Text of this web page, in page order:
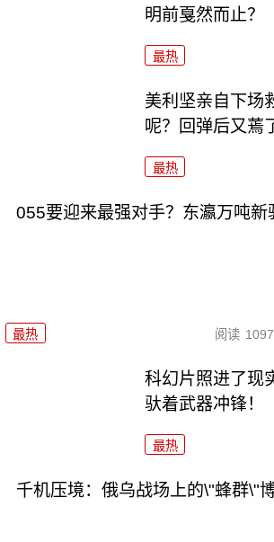
明前戛然而止？
最热
美利坚亲自下场
呢？回弹后又蔫
最热
055要迎来最强对手？东瀛万吨新
最热 阅读
科幻片照进了现
驮着武器冲锋！
最热
千机压境：俄乌战场上的\"蜂群\"